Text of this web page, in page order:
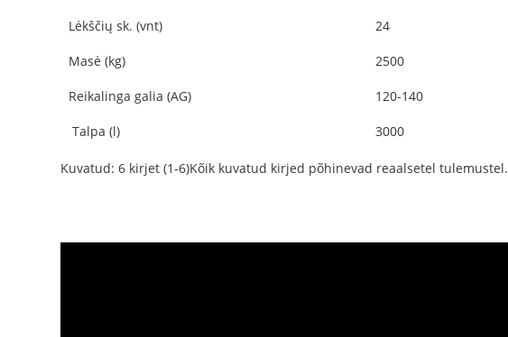
Lėkščių sk. (vnt) 24
Masė (kg) 2500
Reikalinga galia (AG) 120-140
Talpa (l) 3000
Kuvatud: 6 kirjet (1-6)Kõik kuvatud kirjed põhinevad reaalsetel tulemustel.